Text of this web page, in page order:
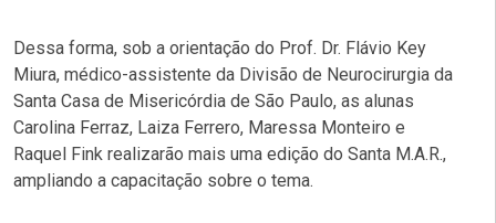
Dessa forma, sob a orientação do Prof. Dr. Flávio Key
Miura, médico-assistente da Divisão de Neurocirurgia da
Santa Casa de Misericórdia de São Paulo, as alunas
Carolina Ferraz, Laiza Ferrero, Maressa Monteiro e
Raquel Fink realizarão mais uma edição do Santa M.A.R.,
ampliando a capacitação sobre o tema.